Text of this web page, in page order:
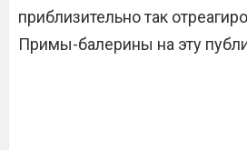
приблизительно так
Примы-балерины на эту